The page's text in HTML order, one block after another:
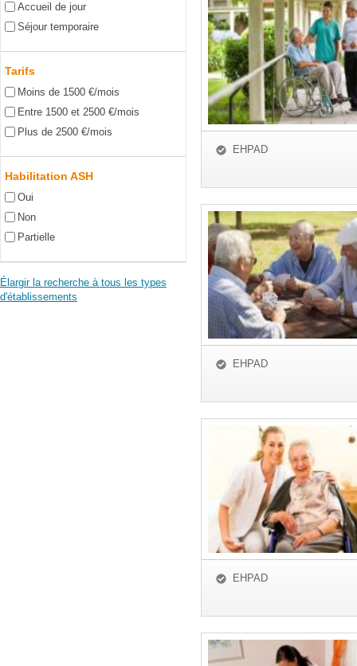
Accueil de jour
Séjour temporaire
Tarifs
Moins de 1500 €/mois
Entre 1500 et 2500 €/mois
Plus de 2500 €/mois
Habilitation ASH
Oui
Non
Partielle
Élargir la recherche à tous les types
d'établissements
EHPAD
EHPAD
EHPAD